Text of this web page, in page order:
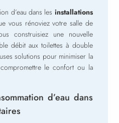
d’eau dans les installations
vous rénoviez votre salle de
construisiez une nouvelle
débit aux toilettes à double
solutions pour minimiser la
compromettre le confort ou la
d’eau dans